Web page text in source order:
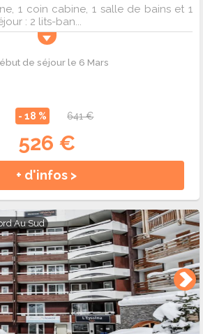
1 coin cabine, 1 salle de bains et 1
: 2 lits-ban...
de séjour le 6 Mars
- 18 % 641 €
526 €
+ d'infos >
Au Sud